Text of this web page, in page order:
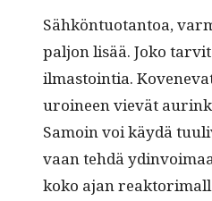
Sähkön­tuotan­toa,
paljon lisää. Joko
ilmas­toin­tia.
uroi­neen vievät
Samoin voi käy­dä
vaan tehdä
koko ajan